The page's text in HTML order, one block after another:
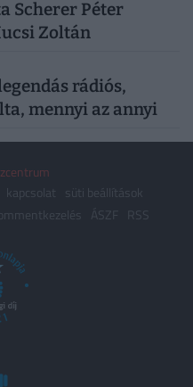
Scherer Péter
Zoltán
rádiós,
mennyi az annyi
kapcsolat
süti beállítások
ÁSZF RSS